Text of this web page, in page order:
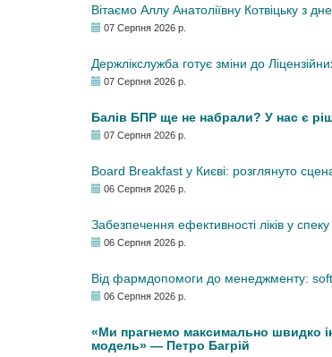
Вітаємо Аллу Анатоліївну Котвіцьку з
07 Серпня 2026 р.
Держлікслужба готує зміни до
07 Серпня 2026 р.
Балів БПР ще не набрали? У нас є
07 Серпня 2026 р.
Board Breakfast у Києві: розглянуто
06 Серпня 2026 р.
Забезпечення ефективності ліків у
06 Серпня 2026 р.
Від фармдопомоги до менеджменту:
06 Серпня 2026 р.
«Ми прагнемо максимально швидко
модель» — Петро Багрій